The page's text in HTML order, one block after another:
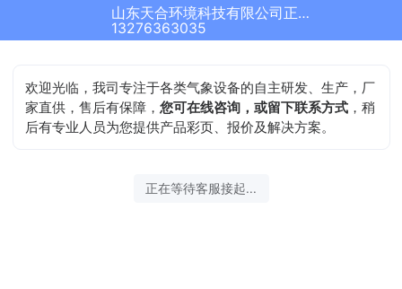
山东天合环境科技有限公司正在为您服务
13276363035
欢迎光临，我司专注于各类气象设备的自主研发、生产，厂
家直供，售后有保障，您可在线咨询，或留下联系方式 ，稍
后有专业人员为您提供产品彩页、报价及解决方案。
正在等待客服接起...